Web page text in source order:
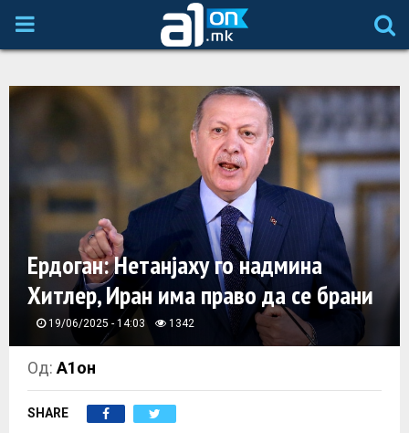
P
M
R
M
E
Ердоган: Нетанјаху го надмина
Хитлер, Иран има право да се брани
19/06/2025 - 14:03 1342
Од:А1он
SHARE